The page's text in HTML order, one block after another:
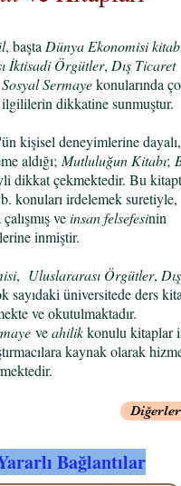
, başta Dünya Ekonomisi
İktisadi Örgütler, Dış Ticaret
Sosyal Sermayekonularında
ilgililerin dikkatine sunmuştur.
'ün kişisel deneyimlerine dayalı,
aldığı; Mutluluğun Kitabı;
dikkat çekmektedir. Bu
konuları irdelemek suretiyle,
veinsan felsefesinin
inmiştir.
, Uluslararası Örgütler, Dış
sayıdaki üniversitede ders
ve okutulmaktadır.
veahilikkonulu kitaplar
kaynak olarak
Bağlantılar